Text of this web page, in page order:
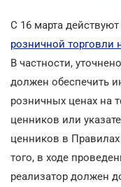
С 16 марта
розничной торговли
В частности,
должен обеспечить
розничных ценах на
ценников или
ценников в
того, в ходе
реализатор должен